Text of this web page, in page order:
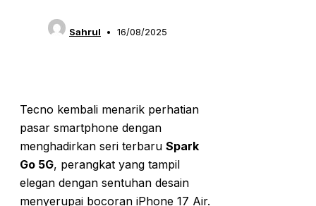
Sahrul 16/08/2025
Tecno kembali menarik perhatian
pasar smartphone dengan
menghadirkan seri terbaru Spark
Go 5G, perangkat yang tampil
elegan dengan sentuhan desain
menyerupai bocoran iPhone 17 Air.